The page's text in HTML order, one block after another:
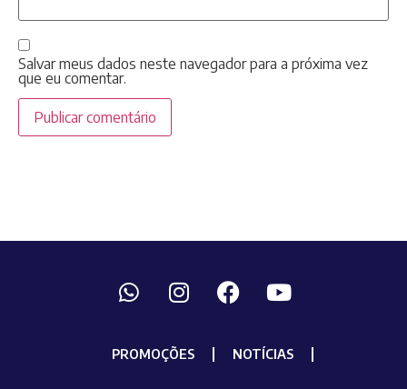
Salvar meus dados neste navegador para a próxima vez
que eu comentar.
PROMOÇÕES NOTÍCIAS